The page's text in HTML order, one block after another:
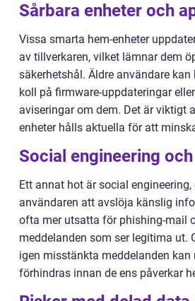
Sårbara enheter och
Vissa smarta hem-enheter
av tillverkaren, vilket lämnar dem
säkerhetshål. Äldre användare
koll på firmware-uppdateringar
aviseringar om dem. Det är viktigt
enheter hålls aktuella för att
Social engineering
Ett annat hot är social
användaren att avslöja känslig
ofta mer utsatta för phishing-mail
meddelanden som ser legitima ut.
igen misstänkta meddelanden
förhindras innan de ens påverkar